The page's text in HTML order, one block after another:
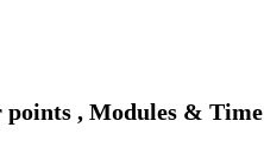
, Modules & Time